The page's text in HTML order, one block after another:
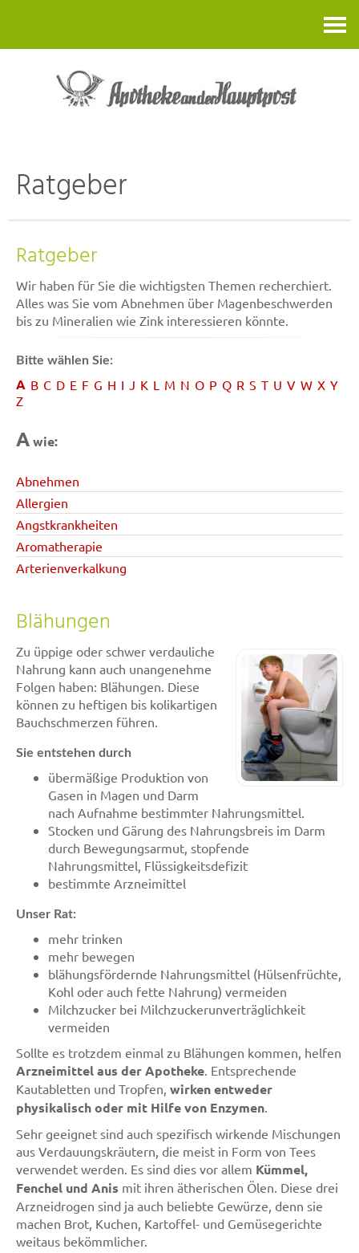
Ratgeber
Ratgeber
Wir haben für Sie die wichtigsten Themen recherchiert.
Alles was Sie vom Abnehmen über Magenbeschwerden
bis zu Mineralien wie Zink interessieren könnte.
Bitte wählen Sie:
A B C D E F G H I J K L M N O P Q R S T U V W X Y
Z
Awie:
Abnehmen
Allergien
Angstkrankheiten
Aromatherapie
Arterienverkalkung
Blähungen
Zu üppige oder schwer verdauliche
Nahrung kann auch unangenehme
Folgen haben: Blähungen. Diese
können zu heftigen bis kolikartigen
Bauchschmerzen führen.
Sie entstehen durch
übermäßige Produktion von
Gasen in Magen und Darm
nach Aufnahme bestimmter Nahrungsmittel.
Stocken und Gärung des Nahrungsbreis im Darm
durch Bewegungsarmut, stopfende
Nahrungsmittel, Flüssigkeitsdefizit
bestimmte Arzneimittel
Unser Rat:
mehr trinken
mehr bewegen
blähungsfördernde Nahrungsmittel (Hülsenfrüchte,
Kohl oder auch fette Nahrung) vermeiden
Milchzucker bei Milchzuckerunverträglichkeit
vermeiden
Sollte es trotzdem einmal zu Blähungen kommen, helfen
Arzneimittel aus der Apotheke . Entsprechende
Kautabletten und Tropfen, wirken entweder
physikalisch oder mit Hilfe von Enzymen
Sehr geeignet sind auch spezifisch wirkende Mischungen
aus Verdauungskräutern, die meist in Form von Tees
verwendet werden. Es sind dies vor allem Kümmel,
Fenchel und Anis mit ihren ätherischen Ölen. Diese drei
Arzneidrogen sind ja auch beliebte Gewürze, denn sie
machen Brot, Kuchen, Kartoffel- und Gemüsegerichte
weitaus bekömmlicher.